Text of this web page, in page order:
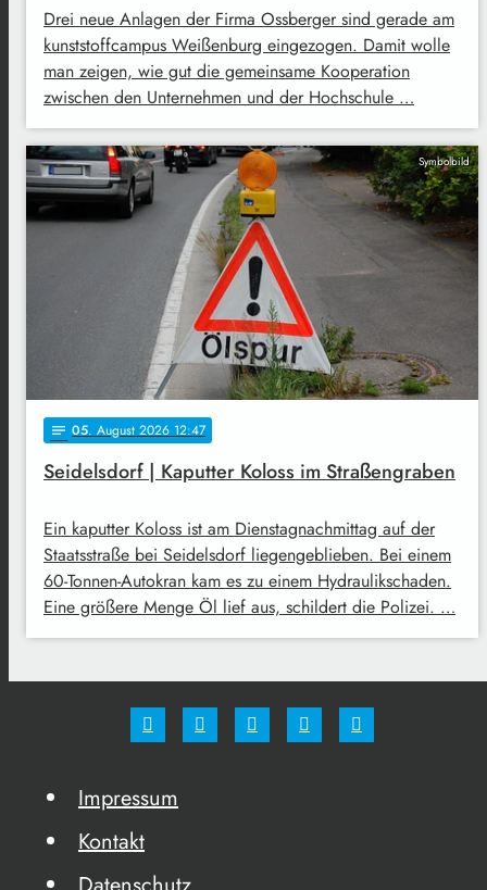
Drei neue Anlagen der Firma Ossberger sind gerade am
kunststoffcampus Weißenburg eingezogen. Damit wolle
man zeigen, wie gut die gemeinsame Kooperation
zwischen den Unternehmen und der Hochschule …
Symbolbild
notes 05. August 2026 12:47
Seidelsdorf | Kaputter Koloss im Straßengraben
Ein kaputter Koloss ist am Dienstagnachmittag auf der
Staatsstraße bei Seidelsdorf liegengeblieben. Bei einem
60-Tonnen-Autokran kam es zu einem Hydraulikschaden.
Eine größere Menge Öl lief aus, schildert die Polizei. …
Impressum
Kontakt